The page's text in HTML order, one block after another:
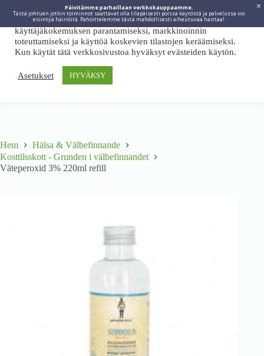
Päivitämme parhaillaan verkkokauppaamme.
Tästä johtuen jotkin toiminnot saattavat olla tilapäisesti poissa käytöstä ja palvelussa voi
esiintyä häiriöitä. Pahoittelemme tästä mahdollisesti aiheutuvaa haittaa!
Hem
Hälsa & Välbefinnande
Kosttilsskott - Grunden i välbefinnandet
Väteperoxid 3% 220ml refill
Viidakkotohtori.fi käyttää internetpalveluissaan evästeitä
käyttäjäkokemuksen parantamiseksi, markkinoinnin
toteuttamiseksi ja käyttöä koskevien tilastojen keräämiseksi.
Kun käytät tätä verkkosivustoa hyväksyt evästeiden käytön.
Asetukset HYVÄKSY